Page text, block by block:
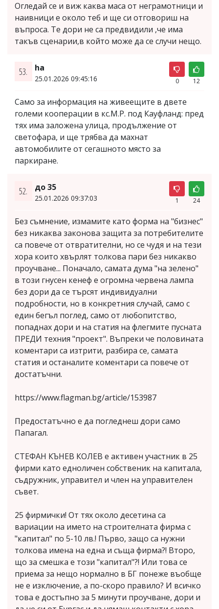
Огледай се и виж каква маса от неграмотници и
наивници е около теб и ще си отговориш на
въпроса. Те дори не са предвидили ,че има
такъв сценарии,в който може да се случи нещо.
53. ha
25.01.2026 09:45:16 0 12
Само за информация на живеещите в двете
големи кооперации в кс.М.Р. под Кауфланд: пред
тях има заложена улица, продължение от
светофара, и ще трябва да махнат
автомобилите от сегашното място за
паркиране.
52. до 35
25.01.2026 09:37:03 1 24
Без съмнение, измамите като форма на "бизнес"
без никаква законова защита за потребителите
са повече от отвратителни, но се чудя и на тези
хора които хвърлят толкова пари без никакво
проучване... Поначало, самата дума "на зелено"
в този гнусен кенеф е огромна червена лампа
без дори да се търсят индивидуални
подробности, но в конкретния случай, само с
един бегъл поглед, само от любопитство,
попаднах дори и на статия на флегмите пусната
ПРЕДИ техния "проект". Въпреки че половината
коментари са изтрити, разбира се, самата
статия и останалите коментари са повече от
достатъчни.
https://www.flagman.bg/article/153987
Предостатъчно е да погледнеш дори само
Папагал.
СТЕФАН КЪНЕВ КОЛЕВ е активен участник в 25
фирми като едноличен собственик на капитала,
съдружник, управител и член на управителен
съвет.
25 фирмички! От тях около десетина са
вариации на името на строителната фирма с
"капитал" по 5-10 лв.! Първо, защо са нужни
толкова имена на една и съща фирма?! Второ,
що за смешка е този "капитал"?! Или това се
приема за нещо нормално в БГ понеже въобще
не е изключение, а по-скоро правило? И всичко
това е достъпно за 5 минути проучване, дори и